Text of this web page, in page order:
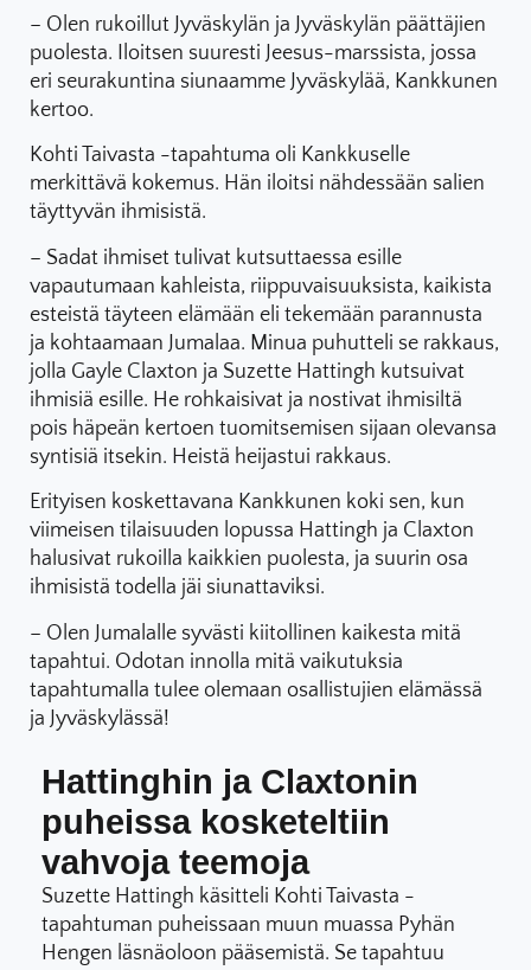
– Olen rukoillut Jyväskylän ja Jyväskylän päättäjien
puolesta. Iloitsen suuresti Jeesus-marssista, jossa
eri seurakuntina siunaamme Jyväskylää, Kankkunen
kertoo.
Kohti Taivasta -tapahtuma oli Kankkuselle
merkittävä kokemus. Hän iloitsi nähdessään salien
täyttyvän ihmisistä.
– Sadat ihmiset tulivat kutsuttaessa esille
vapautumaan kahleista, riippuvaisuuksista, kaikista
esteistä täyteen elämään eli tekemään parannusta
ja kohtaamaan Jumalaa. Minua puhutteli se rakkaus,
jolla Gayle Claxton ja Suzette Hattingh kutsuivat
ihmisiä esille. He rohkaisivat ja nostivat ihmisiltä
pois häpeän kertoen tuomitsemisen sijaan olevansa
syntisiä itsekin. Heistä heijastui rakkaus.
Erityisen koskettavana Kankkunen koki sen, kun
viimeisen tilaisuuden lopussa Hattingh ja Claxton
halusivat rukoilla kaikkien puolesta, ja suurin osa
ihmisistä todella jäi siunattaviksi.
– Olen Jumalalle syvästi kiitollinen kaikesta mitä
tapahtui. Odotan innolla mitä vaikutuksia
tapahtumalla tulee olemaan osallistujien elämässä
ja Jyväskylässä!
Hattinghin ja Claxtonin
puheissa kosketeltiin
vahvoja teemoja
Suzette Hattingh käsitteli Kohti Taivasta -
tapahtuman puheissaan muun muassa Pyhän
Hengen läsnäoloon pääsemistä. Se tapahtuu